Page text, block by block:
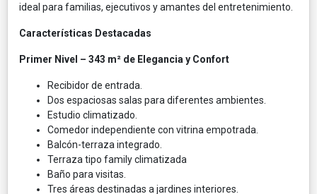
ideal para familias, ejecutivos y amantes del entretenimiento.
Características Destacadas
Primer Nivel – 343 m² de Elegancia y Confort
Recibidor de entrada.
Dos espaciosas salas para diferentes ambientes.
Estudio climatizado.
Comedor independiente con vitrina empotrada.
Balcón-terraza integrado.
Terraza tipo family climatizada
Baño para visitas.
Tres áreas destinadas a jardines interiores.